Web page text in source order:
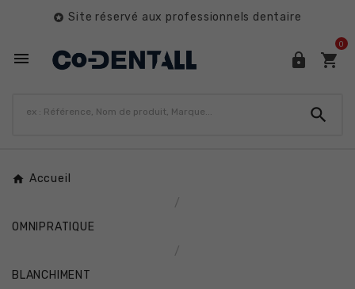
 Site réservé aux professionnels dentaire
  
0

Accueil
OMNIPRATIQUE
BLANCHIMENT